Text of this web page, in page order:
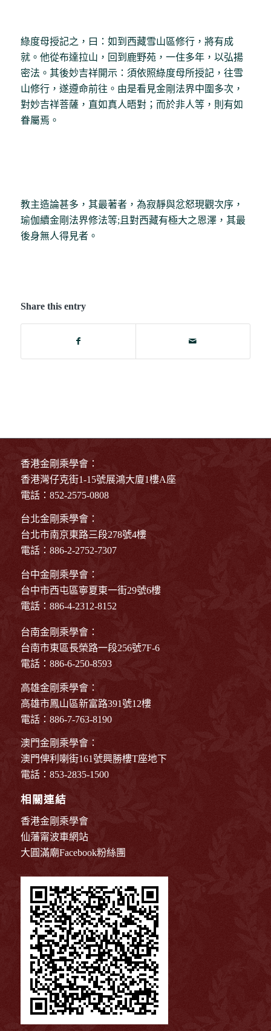
綠度母授記之，曰：如到西藏雪山區修行，將有成
就。他從布達拉山，回到鹿野苑，一住多年，以弘揚
密法。其後妙吉祥開示：須依照綠度母所授記，往雪
山修行，遂遵命前往。由是看見金剛法界中圍多次，
對妙吉祥菩薩，直如真人晤對；而於非人等，則有如
眷屬焉。
教主造論甚多，其最著者，為寂靜與忿怒現觀次序，
瑜伽續金剛法界修法等;且對西藏有極大之恩澤，其最
後身無人得見者。
Share this entry
香港金剛乘學會：
香港灣仔克街1-15號展鴻大廈1樓A座
電話：852-2575-0808
台北金剛乘學會：
台北市南京東路三段278號4樓
電話：886-2-2752-7307
台中金剛乘學會：
台中市西屯區寧夏東一街29號6樓
電話：886-4-2312-8152
台南金剛乘學會：
台南市東區長榮路一段256號7F-6
電話：886-6-250-8593
高雄金剛乘學會：
高雄市鳳山區新富路391號12樓
電話：886-7-763-8190
澳門金剛乘學會：
澳門俾利喇街161號興勝樓T座地下
電話：853-2835-1500
相關連結
香港金剛乘學會
仙藩甯波車網站
大圓滿廟Facebook粉絲團